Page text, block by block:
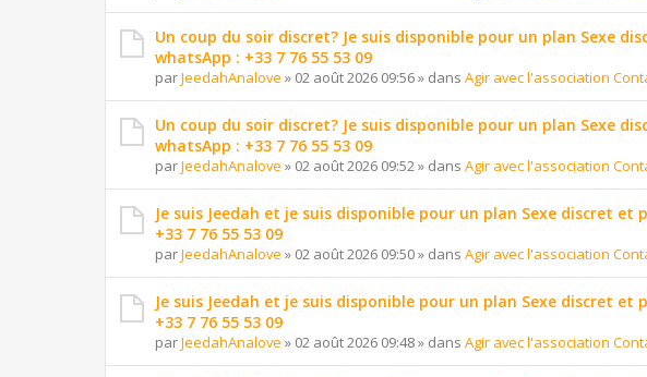
Un coup du soir discret? Je suis disponible pour un plan Sexe
whatsApp : +33 7 76 55 53 09
parJeedahAnalove » 02 août 2026 09:56» dans Agir avec l'association
Un coup du soir discret? Je suis disponible pour un plan Sexe
whatsApp : +33 7 76 55 53 09
parJeedahAnalove » 02 août 2026 09:52 » dans Agir avec l'association
Je suis Jeedah et je suis disponible pour un plan Sexe discret et
+33 7 76 55 53 09
parJeedahAnalove » 02 août 2026 09:50» dans Agir avec l'association
Je suis Jeedah et je suis disponible pour un plan Sexe discret et
+33 7 76 55 53 09
parJeedahAnalove » 02 août 2026 09:48» dans Agir avec l'association